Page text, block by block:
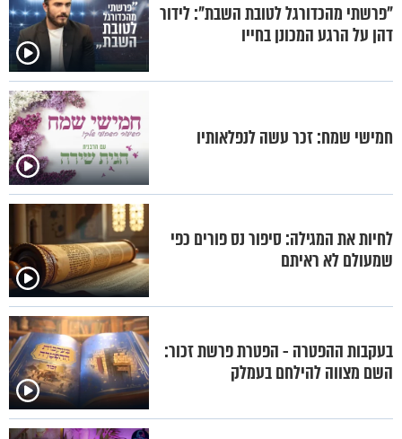
"פרשתי מהכדורגל לטובת השבת": לידור
דהן על הרגע המכונן בחייו
חמישי שמח: זכר עשה לנפלאותיו
לחיות את המגילה: סיפור נס פורים כפי
שמעולם לא ראיתם
בעקבות ההפטרה - הפטרת פרשת זכור:
השם מצווה להילחם בעמלק